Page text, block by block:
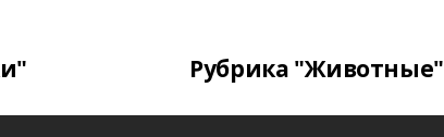
Рубрика "Животные"